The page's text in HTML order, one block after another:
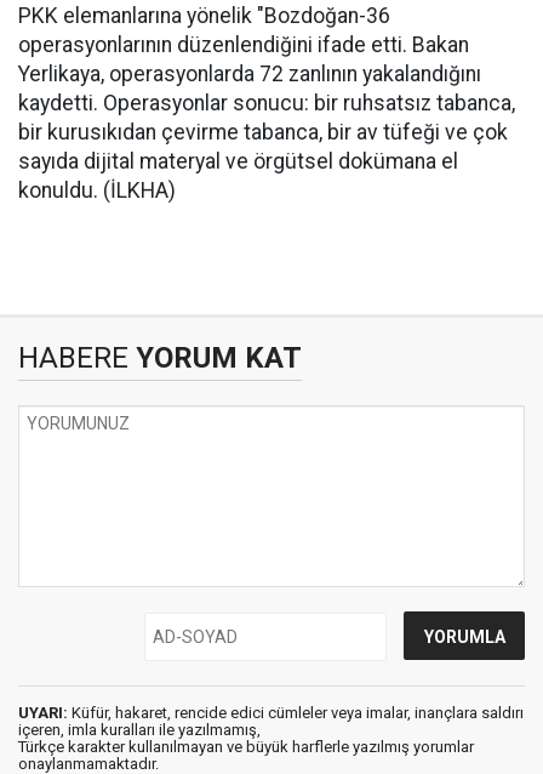
PKK elemanlarına yönelik "Bozdoğan-36
operasyonlarının düzenlendiğini ifade etti. Bakan
Yerlikaya, operasyonlarda 72 zanlının yakalandığını
kaydetti. Operasyonlar sonucu: bir ruhsatsız tabanca,
bir kurusıkıdan çevirme tabanca, bir av tüfeği ve çok
sayıda dijital materyal ve örgütsel dokümana el
konuldu. (İLKHA)
HABERE YORUM KAT
UYARI: Küfür, hakaret, rencide edici cümleler veya imalar, inançlara saldırı
içeren, imla kuralları ile yazılmamış,
Türkçe karakter kullanılmayan ve büyük harflerle yazılmış yorumlar
onaylanmamaktadır.